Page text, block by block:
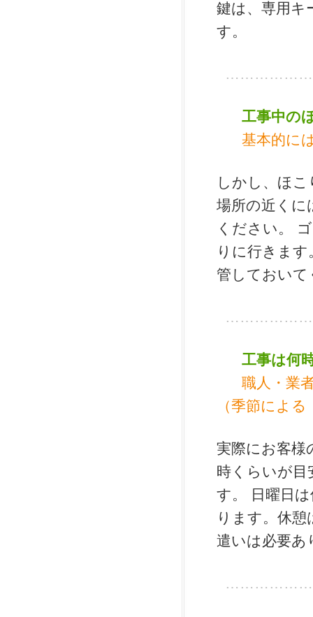
鍵は、専用キ
す。
工事中の
基本的に
しかし、ほ
場所の近くに
ください。
りに行きま
管しておいて
工事は何
職人・業
（季節によ
実際にお客様
時くらいが目
す。 日曜日
ります。休
遣いは必要あ